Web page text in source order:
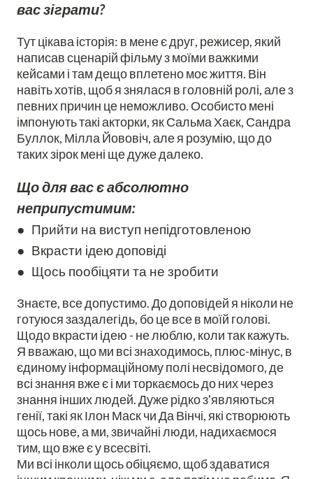
вас зіграти?
Тут цікава історія: в мене є друг, режисер, який
написав сценарій фільму з моїми важкими
кейсами і там дещо вплетено моє життя. Він
навіть хотів, щоб я знялася в головній ролі, але з
певних причин це неможливо. Особисто мені
імпонують такі акторки, як Сальма Хаєк, Сандра
Буллок, Мілла Йововіч, але я розумію, що до
таких зірок мені ще дуже далеко.
Що для вас є абсолютно
неприпустимим:
● Прийти на виступ непідготовленою
● Вкрасти ідею доповіді
● Щось пообіцяти та не зробити
Знаєте, все допустимо. До доповідей я ніколи не
готуюся заздалегідь, бо це все в моїй голові.
Щодо вкрасти ідею - не люблю, коли так кажуть.
Я вважаю, що ми всі знаходимось, плюс-мінус, в
єдиному інформаційному полі несвідомого, де
всі знання вже є і ми торкаємось до них через
знання інших людей. Дуже рідко з'являються
генії, такі як Ілон Маск чи Да Вінчі, які створюють
щось нове, а ми, звичайні люди, надихаємося
тим, що вже є у всесвіті.
Ми всі інколи щось обіцяємо, щоб здаватися